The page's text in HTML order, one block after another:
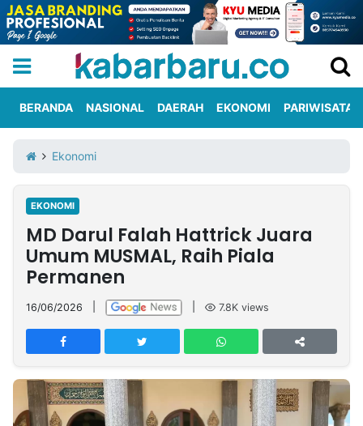
Iklan
Berita
Kami
Nasional
International
Olahraga
Entertainment
Daerah
Pariwisata
Kuliner
Kolom
Network
PT
TREETAN
INDONESIA
BERANDA NASIONAL DAERAH EKONOMI PARIWISATA
Ekonomi
EKONOMI
MD Darul Falah Hattrick Juara
Umum MUSMAL, Raih Piala
Permanen
16/06/2026 7.8K views